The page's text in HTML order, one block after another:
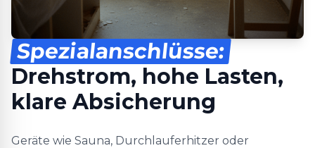
Spezialanschlüsse:
Drehstrom, hohe Lasten,
klare Absicherung
Geräte wie Sauna, Durchlauferhitzer oder